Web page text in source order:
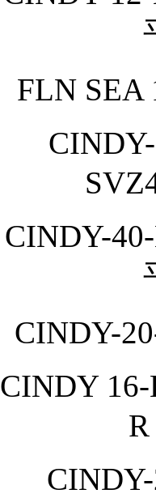
FLN SEA
CINDY-
CINDY-
CINDY